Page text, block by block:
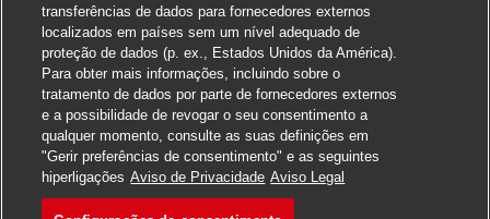
Candidate-se
transferências de dados para fornecedores externos
localizados em países sem um nível adequado de
proteção de dados (p. ex., Estados Unidos da América).
Para obter mais informações, incluindo sobre o
tratamento de dados por parte de fornecedores externos
e a possibilidade de revogar o seu consentimento a
qualquer momento, consulte as suas definições em
"Gerir preferências de consentimento" e as seguintes
hiperligações Aviso de Privacidade Aviso Legal